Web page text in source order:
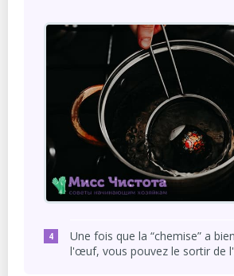
Une fois que la “chemise” a
l'œuf, vous pouvez le sortir de